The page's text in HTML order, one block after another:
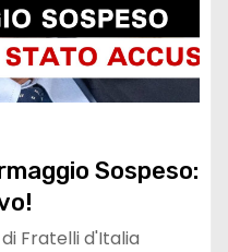
Sospeso:
Fratelli d'Italia